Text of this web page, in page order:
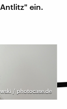
ein.
/ photocase.de